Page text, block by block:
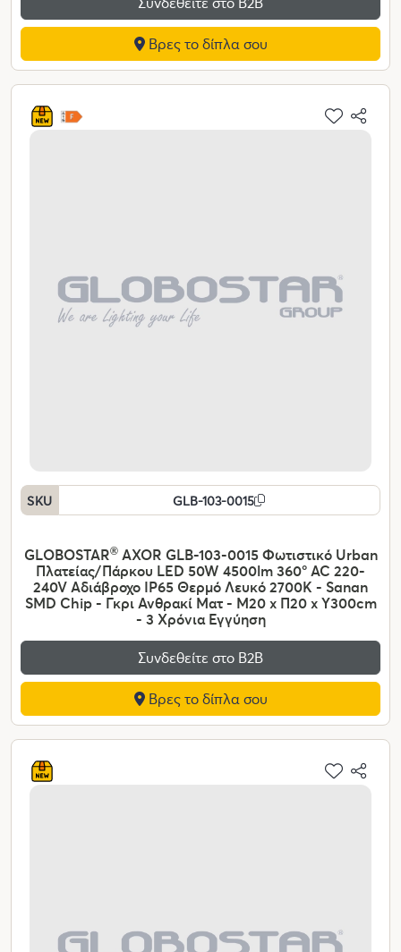
Βρες το δίπλα σου
SKU GLB-103-0015
GLOBOSTAR®AXOR GLB-103-0015 Φωτιστικό Urban
Πλατείας/Πάρκου LED 50W 4500lm 360° AC 220-
240V Αδιάβροχο IP65 Θερμό Λευκό 2700K - Sanan
SMD Chip - Γκρι Ανθρακί Ματ - Μ20 x Π20 x Υ300cm
- 3 Χρόνια Εγγύηση
Συνδεθείτε στο Β2Β
Βρες το δίπλα σου